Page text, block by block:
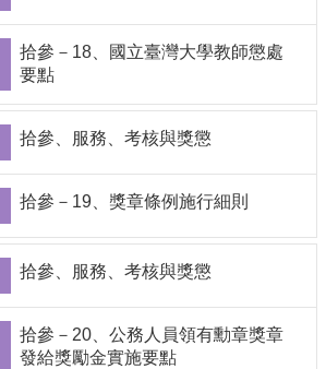
拾參－18、國立臺灣大學教師懲處
要點
拾參、服務、考核與獎懲
拾參－19、獎章條例施行細則
拾參、服務、考核與獎懲
拾參－20、公務人員領有勳章獎章
發給獎勵金實施要點